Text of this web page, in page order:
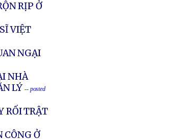
RỊP Ở
VIỆT
NGẠI
NHÀ
LÝ-- posted
RỐI TRẬT
CÔNG Ở